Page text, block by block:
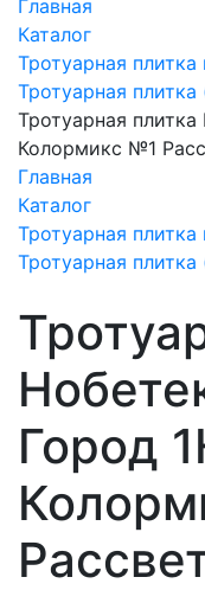
Главная
Каталог
Тротуарная
Тротуарная плитка
Тротуарная
Колормикс №1
Главная
Каталог
Тротуарная
Тротуарная плитка
Город